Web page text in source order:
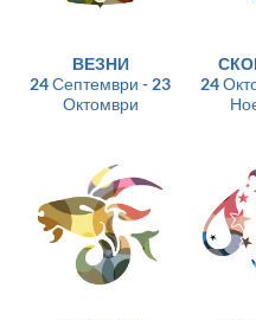
ВЕЗНИ
24 Септември - 23
Октомври
24